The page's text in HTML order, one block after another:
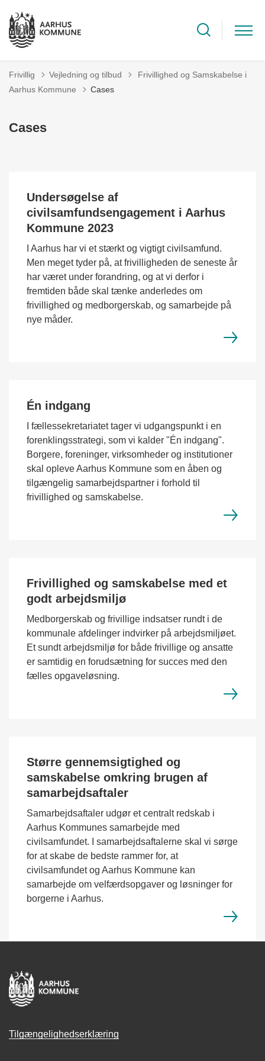
Frivillig Vejledning og tilbud Tilbage til
Frivillighed og Samskabelse i
Aarhus Kommune
Cases
Cases
Undersøgelse af
civilsamfundsengagement i Aarhus
Kommune 2023
I Aarhus har vi et stærkt og vigtigt civilsamfund.
Men meget tyder på, at frivilligheden de seneste år
har været under forandring, og at vi derfor i
fremtiden både skal tænke anderledes om
frivillighed og medborgerskab, og samarbejde på
nye måder.
Én indgang
I fællessekretariatet tager vi udgangspunkt i en
forenklingsstrategi, som vi kalder "Én indgang".
Borgere, foreninger, virksomheder og institutioner
skal opleve Aarhus Kommune som en åben og
tilgængelig samarbejdspartner i forhold til
frivillighed og samskabelse.
Frivillighed og samskabelse med et
godt arbejdsmiljø
Medborgerskab og frivillige indsatser rundt i de
kommunale afdelinger indvirker på arbejdsmiljøet.
Et sundt arbejdsmiljø for både frivillige og ansatte
er samtidig en forudsætning for succes med den
fælles opgaveløsning.
Større gennemsigtighed og
samskabelse omkring brugen af
samarbejdsaftaler
Samarbejdsaftaler udgør et centralt redskab i
Aarhus Kommunes samarbejde med
civilsamfundet. I samarbejdsaftalerne skal vi sørge
for at skabe de bedste rammer for, at
civilsamfundet og Aarhus Kommune kan
samarbejde om velfærdsopgaver og løsninger for
borgerne i Aarhus.
Tilgængelighedserklæring